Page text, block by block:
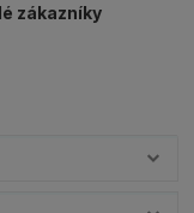
zákazníky